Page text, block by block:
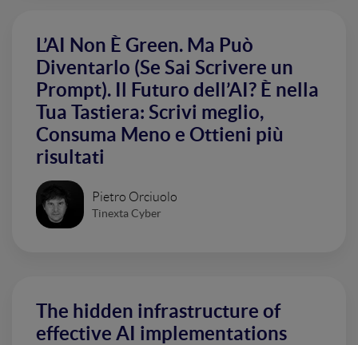
L’AI Non È Green. Ma Può
Diventarlo (Se Sai Scrivere un
Prompt). Il Futuro dell’AI? È nella
Tua Tastiera: Scrivi meglio,
Consuma Meno e Ottieni più
risultati
Pietro Orciuolo
Tinexta Cyber
The hidden infrastructure of
effective AI implementations